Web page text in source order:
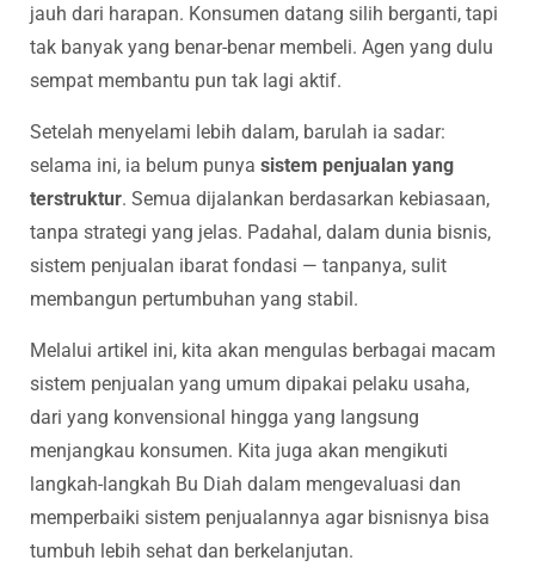
jauh dari harapan. Konsumen datang silih berganti, tapi
tak banyak yang benar-benar membeli. Agen yang dulu
sempat membantu pun tak lagi aktif.
Setelah menyelami lebih dalam, barulah ia sadar:
selama ini, ia belum punya sistem penjualan yang
terstruktur. Semua dijalankan berdasarkan kebiasaan,
tanpa strategi yang jelas. Padahal, dalam dunia bisnis,
sistem penjualan ibarat fondasi — tanpanya, sulit
membangun pertumbuhan yang stabil.
Melalui artikel ini, kita akan mengulas berbagai macam
sistem penjualan yang umum dipakai pelaku usaha,
dari yang konvensional hingga yang langsung
menjangkau konsumen. Kita juga akan mengikuti
langkah-langkah Bu Diah dalam mengevaluasi dan
memperbaiki sistem penjualannya agar bisnisnya bisa
tumbuh lebih sehat dan berkelanjutan.